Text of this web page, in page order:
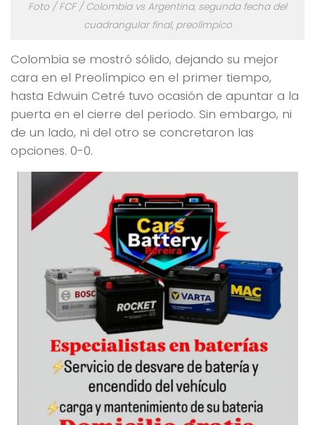
Foto / FCF / Colombia vs Argentina, segunda fecha del
cuadrangular final, preolímpico
Colombia se mostró sólido, dejando su mejor
cara en el Preolímpico en el primer tiempo,
hasta Edwuin Cetré tuvo ocasión de apuntar a la
puerta en el cierre del periodo. Sin embargo, ni
de un lado, ni del otro se concretaron las
opciones. 0-0.